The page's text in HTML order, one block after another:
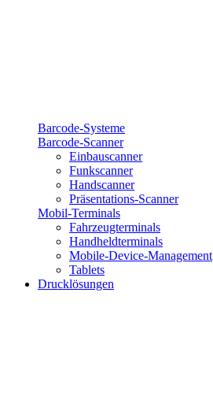
Barcode-Systeme
Barcode-Scanner
Einbauscanner
Funkscanner
Handscanner
Präsentations-Scanner
Mobil-Terminals
Fahrzeugterminals
Handheldterminals
Mobile-Device-Management
Tablets
Drucklösungen